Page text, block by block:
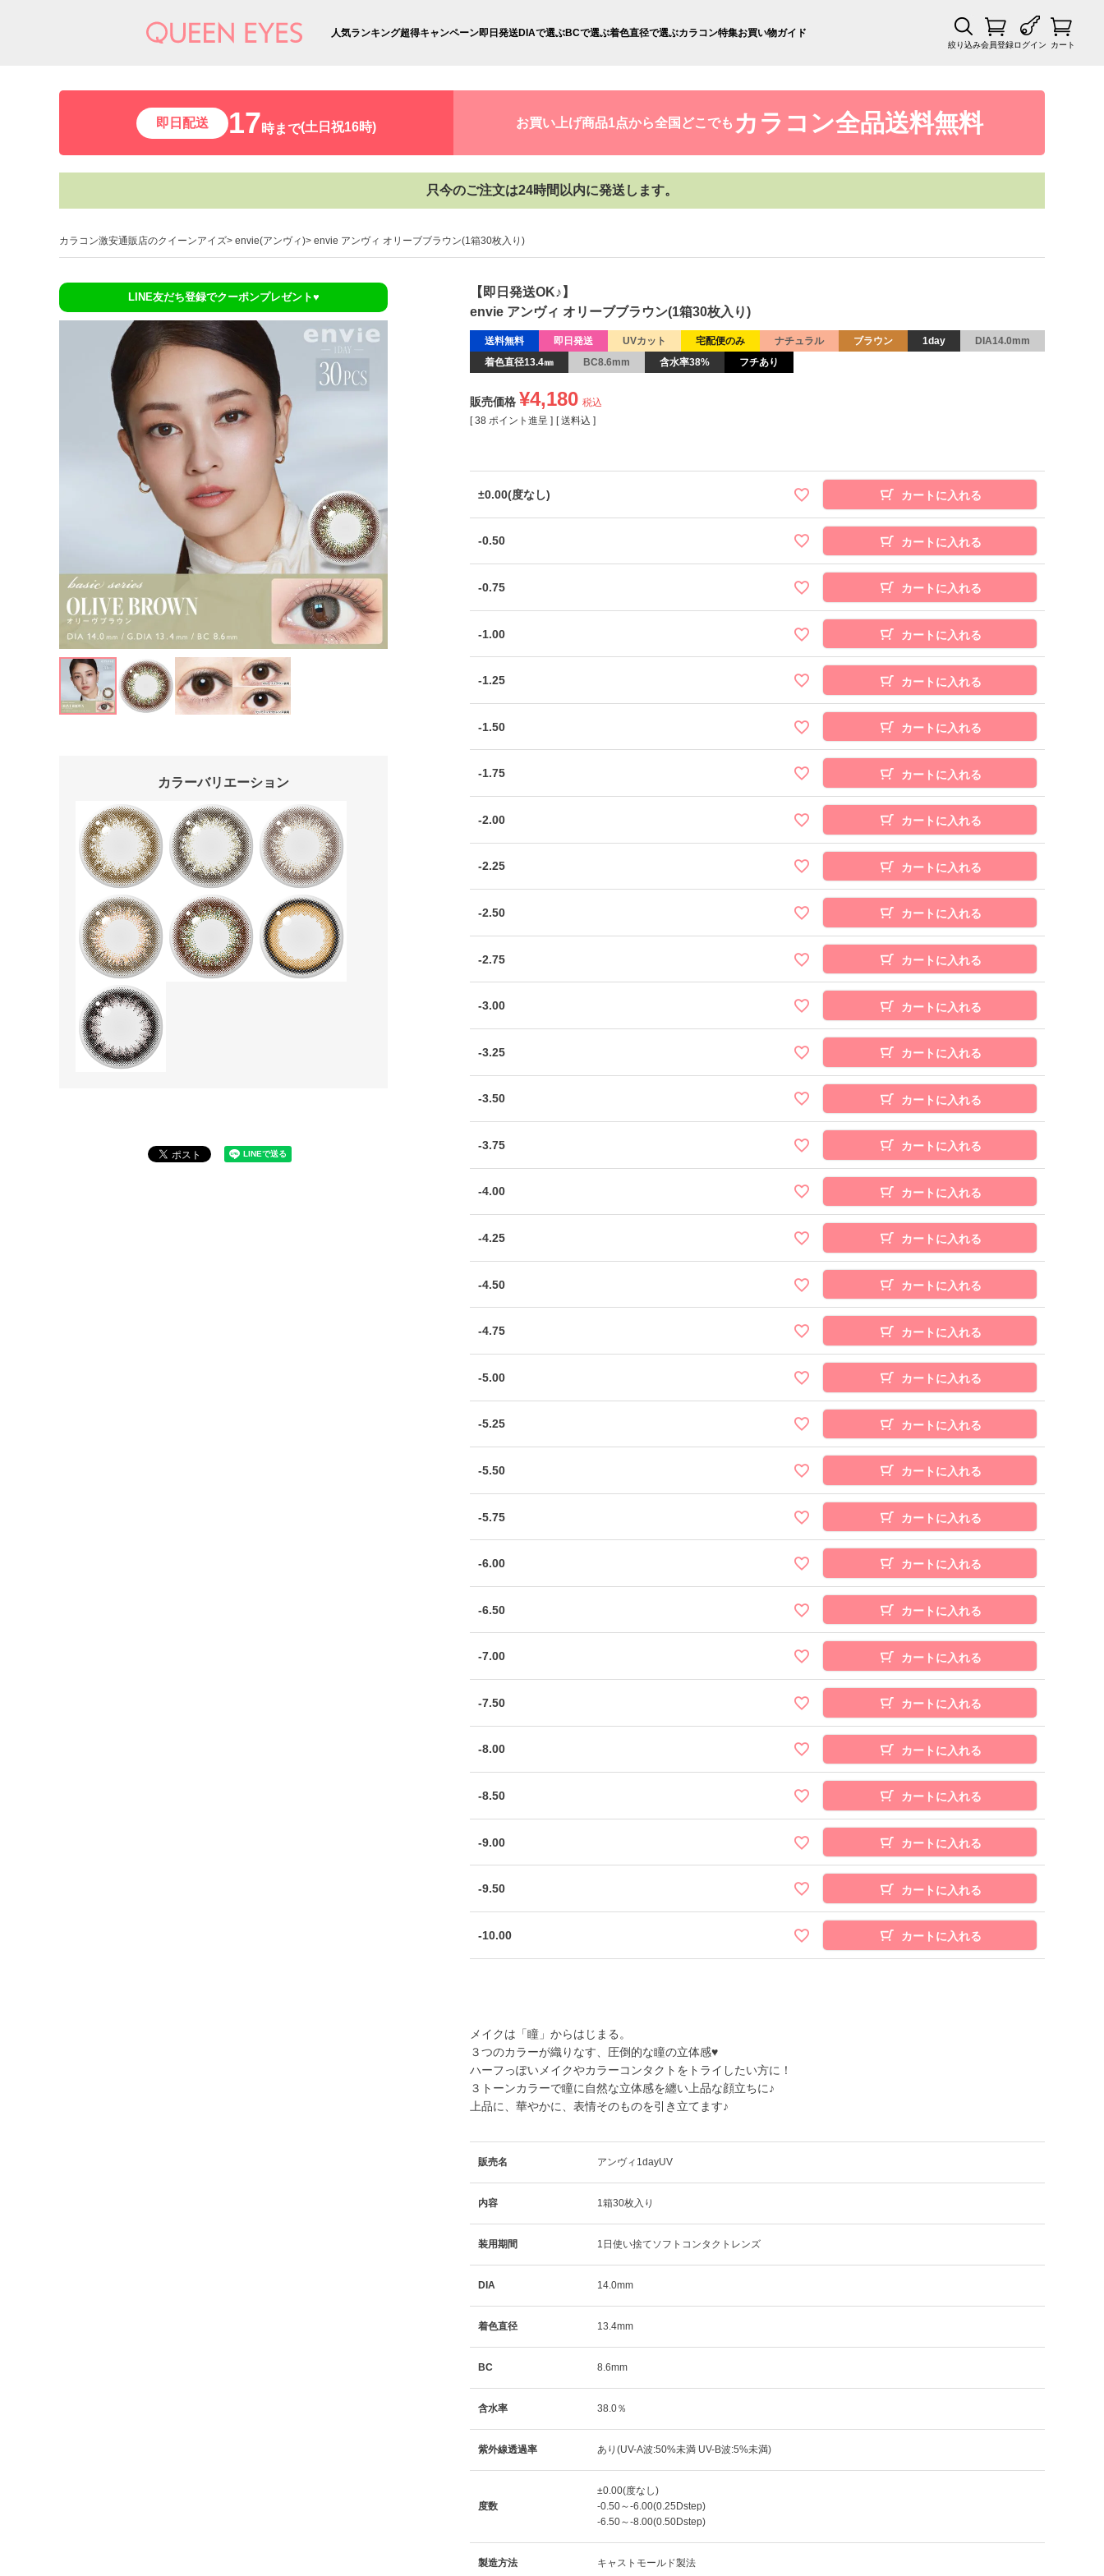
人気ランキング超得キャンペーン即日発送DIAで選ぶBCで選ぶ着色直径で選ぶカラコン特集お買い物ガイド
絞り込み会員登録ログイン カート
即日配送 17時まで(土日祝16時) お買い上げ商品1点から全国どこでも カラコン全品送料無料
只今のご注文は24時間以内に発送します。
カラコン激安通販店のクイーンアイズ envie(アンヴィ) envie アンヴィ オリーブブラウン(1箱30枚入り)
LINE友だち登録でクーポンプレゼント♥
カラーバリエーション
【即日発送OK♪】
envie アンヴィ オリーブブラウン(1箱30枚入り)
送料無料 即日発送 UVカット 宅配便のみ ナチュラル ブラウン 1day
DIA14.0mm
着色直径13.4㎜
BC8.6mm 含水率38% フチあり
販売価格 ¥4,180 税込
[ 38 ポイント進呈 ] 送料込
±0.00(度なし) カートに入れる
-0.50 カートに入れる
-0.75 カートに入れる
-1.00 カートに入れる
-1.25 カートに入れる
-1.50 カートに入れる
-1.75 カートに入れる
-2.00 カートに入れる
-2.25 カートに入れる
-2.50 カートに入れる
-2.75 カートに入れる
-3.00 カートに入れる
-3.25 カートに入れる
-3.50 カートに入れる
-3.75 カートに入れる
-4.00 カートに入れる
-4.25 カートに入れる
-4.50 カートに入れる
-4.75 カートに入れる
-5.00 カートに入れる
-5.25 カートに入れる
-5.50 カートに入れる
-5.75 カートに入れる
-6.00 カートに入れる
-6.50 カートに入れる
-7.00 カートに入れる
-7.50 カートに入れる
-8.00 カートに入れる
-8.50 カートに入れる
-9.00 カートに入れる
-9.50 カートに入れる
-10.00 カートに入れる
メイクは「瞳」からはじまる。
３つのカラーが織りなす、圧倒的な瞳の立体感♥
ハーフっぽいメイクやカラーコンタクトをトライしたい方に！
３トーンカラーで瞳に自然な立体感を纏い上品な顔立ちに♪
上品に、華やかに、表情そのものを引き立てます♪
販売名 アンヴィ1dayUV
内容 1箱30枚入り
装用期間 1日使い捨てソフトコンタクトレンズ
DIA 14.0mm
着色直径 13.4mm
BC 8.6mm
含水率 38.0％
紫外線透過率 あり(UV-A波:50%未満 UV-B波:5%未満)
度数
±0.00(度なし)
-0.50～-6.00(0.25Dstep)
-6.50～-8.00(0.50Dstep)
製造方法 キャストモールド製法